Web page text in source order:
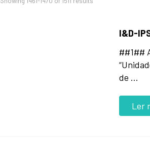
I&D-
##1##
de …
Ler